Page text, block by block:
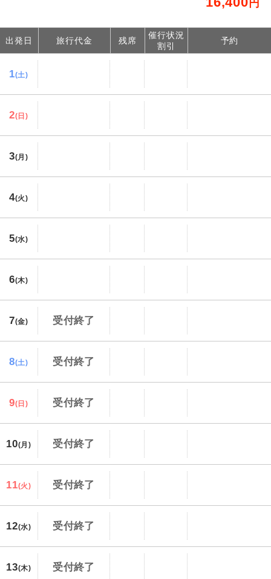
円
出発日 旅行代金 残席
催行状況
割引
予約
1(土)
2(日)
3(月)
4(火)
5(水)
6(木)
7(金) 受付終了
8(土) 受付終了
9(日) 受付終了
10(月) 受付終了
11(火) 受付終了
12(水) 受付終了
13(木) 受付終了